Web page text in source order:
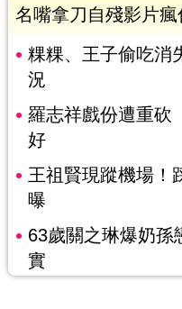
名嘴拿刀自殘影片
粿粿、王子偷吃
況
羅志祥戲份遭重
好
王祖賢現蹤機場！
曝
63歲關之琳爆奶孫
實